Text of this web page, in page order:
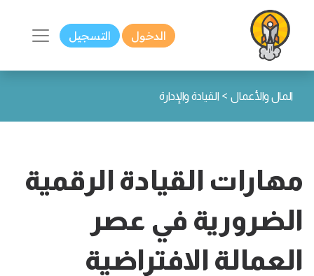
الدخول التسجيل
المال والأعمال > القيادة والإدارة
مهارات القيادة الرقمية
الضرورية في عصر
العمالة الافتراضية